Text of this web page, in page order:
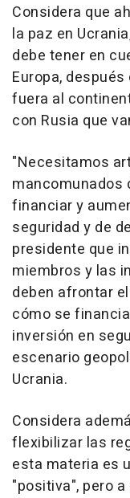
Considera que
la paz en
debe tener en
Europa,
fuera al
con Rusia que
"Necesitamos
mancomunados
financiar y
seguridad y de
presidente que
miembros y las
deben afrontar
cómo se
inversión en
escenario
Ucrania.
Considera
flexibilizar las
esta materia es
"positiva", pero